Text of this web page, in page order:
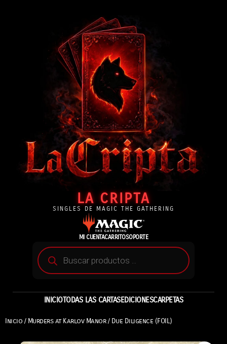
LA CRIPTA
SINGLES DE MAGIC THE GATHERING
MI CUENTACARRITOSOPORTE
INICIOTODAS LAS CARTASEDICIONESCARPETAS
Inicio / Murders at Karlov Manor/ Due Diligence (FOIL)